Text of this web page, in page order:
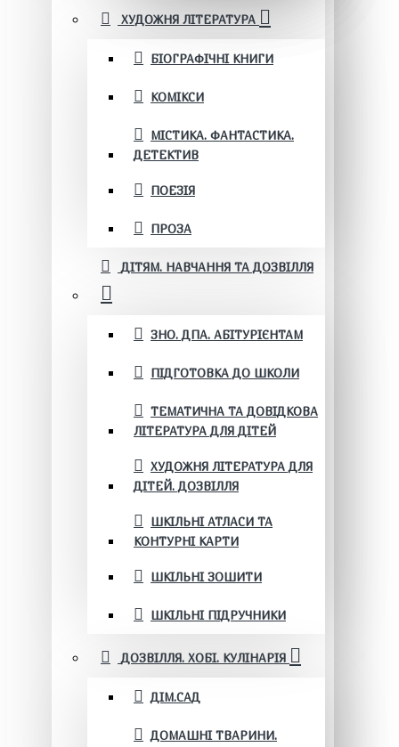
ХУДОЖНЯ ЛІТЕРАТУРА
БІОГРАФІЧНІ КНИГИ
КОМІКСИ
МІСТИКА. ФАНТАСТИКА.
ДЕТЕКТИВ
ПОЕЗІЯ
ПРОЗА
ДІТЯМ. НАВЧАННЯ ТА ДОЗВІЛЛЯ
ЗНО. ДПА. АБІТУРІЄНТАМ
ПІДГОТОВКА ДО ШКОЛИ
ТЕМАТИЧНА ТА ДОВІДКОВА
ЛІТЕРАТУРА ДЛЯ ДІТЕЙ
ХУДОЖНЯ ЛІТЕРАТУРА ДЛЯ
ДІТЕЙ. ДОЗВІЛЛЯ
ШКІЛЬНІ АТЛАСИ ТА
КОНТУРНІ КАРТИ
ШКІЛЬНІ ЗОШИТИ
ШКІЛЬНІ ПІДРУЧНИКИ
ДОЗВІЛЛЯ. ХОБІ. КУЛІНАРІЯ
ДІМ.САД
ДОМАШНІ ТВАРИНИ.